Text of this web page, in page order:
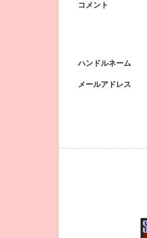
コメント
ハンドルネーム
メールアドレス